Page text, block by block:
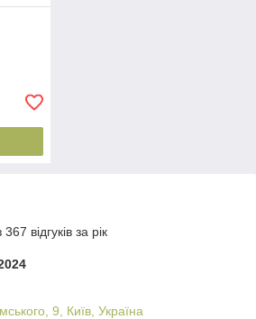
відгуків за рік
9, Київ, Україна